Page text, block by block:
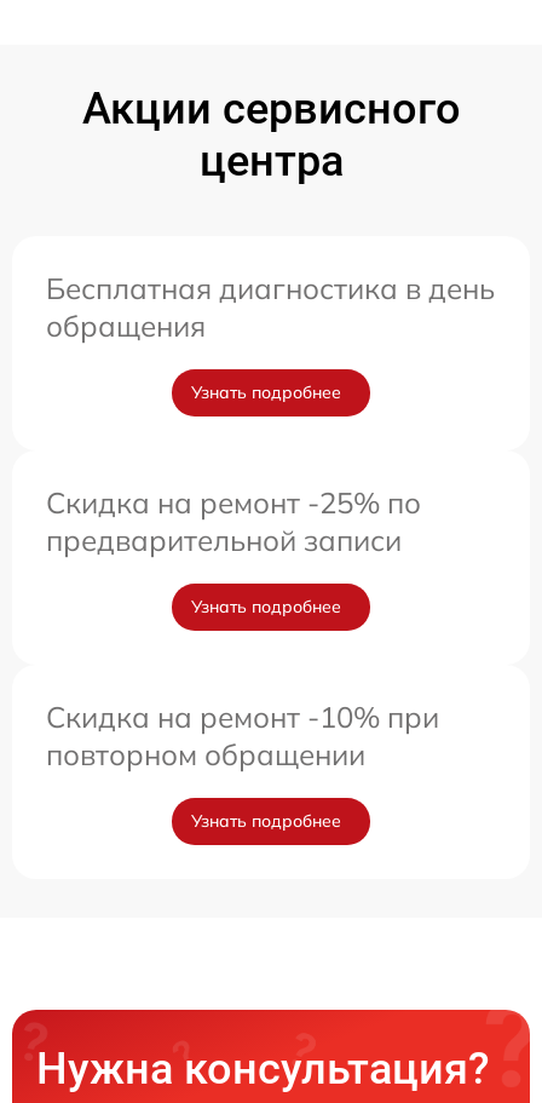
Акции сервисного
центра
Бесплатная диагностика в день
обращения
Узнать подробнее
Скидка на ремонт -25% по
предварительной записи
Узнать подробнее
Скидка на ремонт -10% при
повторном обращении
Узнать подробнее
Нужна консультация?